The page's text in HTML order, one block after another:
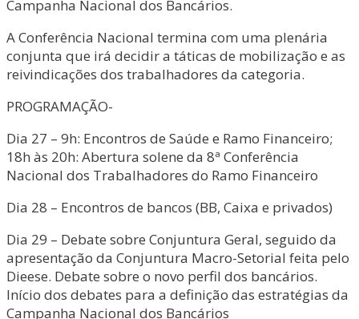
Campanha Nacional dos Bancários.
A Conferência Nacional termina com uma plenária
conjunta que irá decidir a táticas de mobilização e as
reivindicações dos trabalhadores da categoria.
PROGRAMAÇÃO-
Dia 27 – 9h: Encontros de Saúde e Ramo Financeiro;
18h às 20h: Abertura solene da 8ª Conferência
Nacional dos Trabalhadores do Ramo Financeiro
Dia 28 – Encontros de bancos (BB, Caixa e privados)
Dia 29 – Debate sobre Conjuntura Geral, seguido da
apresentação da Conjuntura Macro-Setorial feita pelo
Dieese. Debate sobre o novo perfil dos bancários.
Início dos debates para a definição das estratégias da
Campanha Nacional dos Bancários